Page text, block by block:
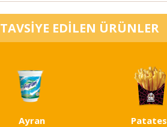
TAVSİYE EDİLEN ÜRÜNLER
Ayran Patates